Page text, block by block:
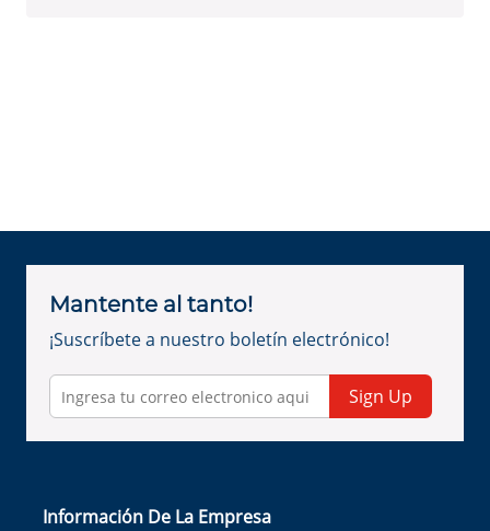
Mantente al tanto!
¡Suscríbete a nuestro boletín electrónico!
Sign Up
Información De La Empresa